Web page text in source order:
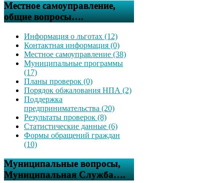
Местное самоуправление,
общие вопросы….
Информация о льготах (12)
Контактная информация (0)
Местное самоуправление (38)
Муниципальные программы
(17)
Планы проверок (0)
Порядок обжалования НПА (2)
Поддержка
предпринимательства (20)
Результаты проверок (8)
Статистические данные (6)
Формы обращений граждан
(10)
Муниципальные вопросы,
Муниципальная Служба….